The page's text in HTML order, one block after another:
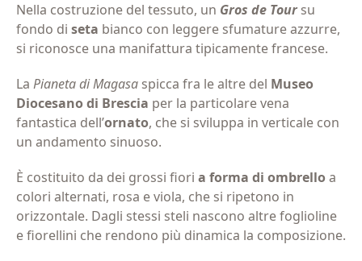
Nella costruzione del tessuto, un Gros de Toursu
fondo di seta bianco con leggere sfumature azzurre,
si riconosce una manifattura tipicamente francese.
La Pianeta di Magasa spicca fra le altre del Museo
Diocesano di Brescia per la particolare vena
fantastica dell’ornato, che si sviluppa in verticale con
un andamento sinuoso.
È costituito da dei grossi fiori a forma di ombrelloa
colori alternati, rosa e viola, che si ripetono in
orizzontale. Dagli stessi steli nascono altre foglioline
e fiorellini che rendono più dinamica la composizione.